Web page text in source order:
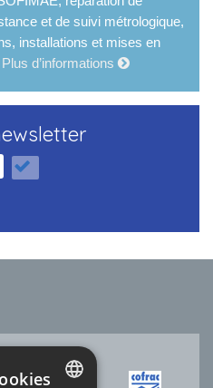
et de suivi métrologique,
installations et mises en
Plus d’informations